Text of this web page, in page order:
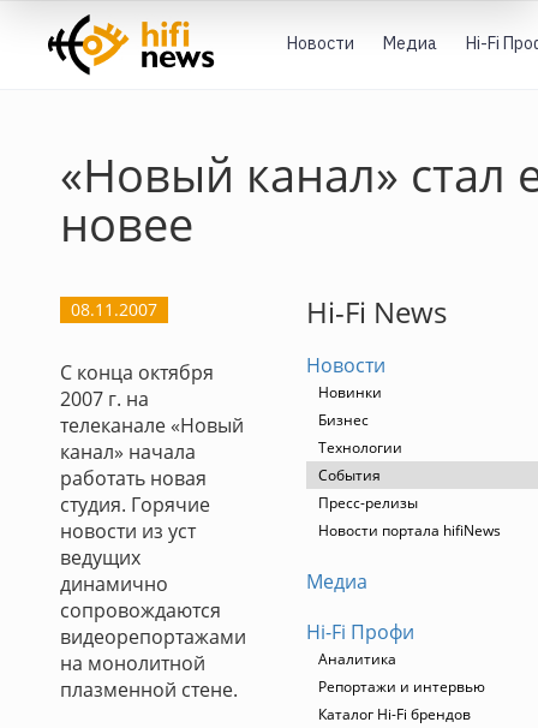
Новости Медиа Hi-Fi
«Новый канал» стал
новее
08.11.2007
С конца октября
2007 г. на
телеканале «Новый
канал» начала
работать новая
студия. Горячие
новости из уст
ведущих
динамично
сопровождаются
видеорепортажами
на монолитной
плазменной стене.
Hi-Fi News
Новости
Новинки
Бизнес
Технологии
События
Пресс-релизы
Новости портала hifiNews
Медиа
Hi-Fi Профи
Аналитика
Репортажи и интервью
Каталог Hi-Fi брендов